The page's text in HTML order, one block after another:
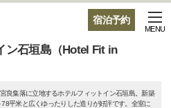
宿泊予約
ン石垣島（Hotel Fit in
MENU
良集落に立地するホテルフィットイン石垣島。新築
平米と広くゆったりした造りが好評です。全室に